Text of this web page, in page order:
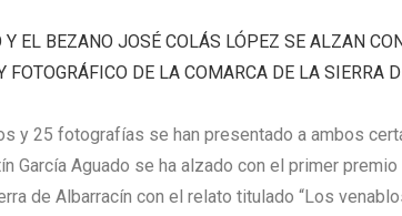
Y EL BEZANO JOSÉ COLÁS LÓPEZ SE ALZAN
FOTOGRÁFICO DE LA COMARCA DE LA SIERRA
y 25 fotografías se han presentado a ambos
García Aguado se ha alzado con el primer premio
de Albarracín con el relato titulado “Los